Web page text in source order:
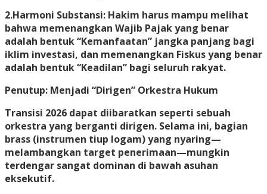
2.Harmoni Substansi: Hakim harus mampu melihat
bahwa memenangkan Wajib Pajak yang benar
adalah bentuk “Kemanfaatan” jangka panjang bagi
iklim investasi, dan memenangkan Fiskus yang benar
adalah bentuk “Keadilan” bagi seluruh rakyat.
Penutup: Menjadi “Dirigen” Orkestra Hukum
Transisi 2026 dapat diibaratkan seperti sebuah
orkestra yang berganti dirigen. Selama ini, bagian
brass (instrumen tiup logam) yang nyaring—
melambangkan target penerimaan—mungkin
terdengar sangat dominan di bawah asuhan
eksekutif.